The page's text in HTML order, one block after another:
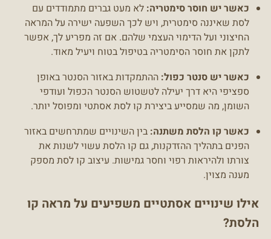
כאשר יש חוסר סימטריה: לא מעט גברים מתמודדים עם
לסת שאיננה סימטרית, ויש לכך השפעה ישירה על המראה
החיצוני ועל הדימוי העצמי שלהם. אם זה מפריע לך, אפשר
לתקן את חוסר הסימטריה בטיפול בטוח ויעיל מאוד.
כאשר יש סנטר כפול: ההתמקדות באזור הסנטר באופן
ספציפי היא דרך יעילה לטשטוש הסנטר הכפול ועודפי
השומן, מה שמסייע ביצירת קו לסת אסתטי ומפוסל יותר.
כאשר קו הלסת משתנה: בין השינויים שמתרחשים באזור
הפנים בתהליך ההזדקנות, גם קו הלסת עשוי לשנות את
צורתו ולהיראות רפוי וחסר גמישות. עיצוב קו לסת מספק
מענה מצוין.
אילו שינויים אסתטיים משפיעים על מראה קו
הלסת?